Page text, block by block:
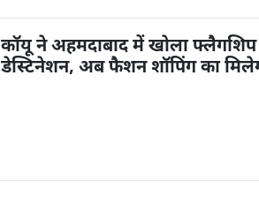
कॉयू ने अहमदाबाद में खोला
डेस्टिनेशन, अब फैशन शॉपिंग का